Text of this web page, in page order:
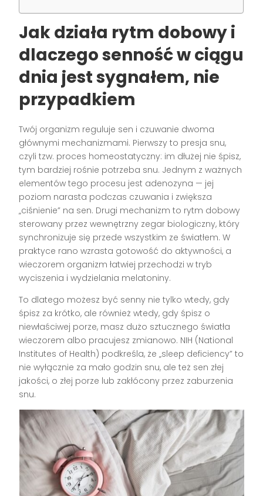
Jak działa rytm dobowy i
dlaczego senność w ciągu
dnia jest sygnałem, nie
przypadkiem
Twój organizm reguluje sen i czuwanie dwoma
głównymi mechanizmami. Pierwszy to presja snu,
czyli tzw. proces homeostatyczny: im dłużej nie śpisz,
tym bardziej rośnie potrzeba snu. Jednym z ważnych
elementów tego procesu jest adenozyna — jej
poziom narasta podczas czuwania i zwiększa
„ciśnienie” na sen. Drugi mechanizm to rytm dobowy
sterowany przez wewnętrzny zegar biologiczny, który
synchronizuje się przede wszystkim ze światłem. W
praktyce rano wzrasta gotowość do aktywności, a
wieczorem organizm łatwiej przechodzi w tryb
wyciszenia i wydzielania melatoniny.
To dlatego możesz być senny nie tylko wtedy, gdy
śpisz za krótko, ale również wtedy, gdy śpisz o
niewłaściwej porze, masz dużo sztucznego światła
wieczorem albo pracujesz zmianowo. NIH (National
Institutes of Health) podkreśla, że „sleep deficiency” to
nie wyłącznie za mało godzin snu, ale też sen złej
jakości, o złej porze lub zakłócony przez zaburzenia
snu.